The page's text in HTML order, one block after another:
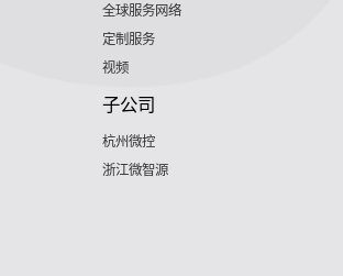
全球服务网络
定制服务
视频
子公司
杭州微控
浙江微智源